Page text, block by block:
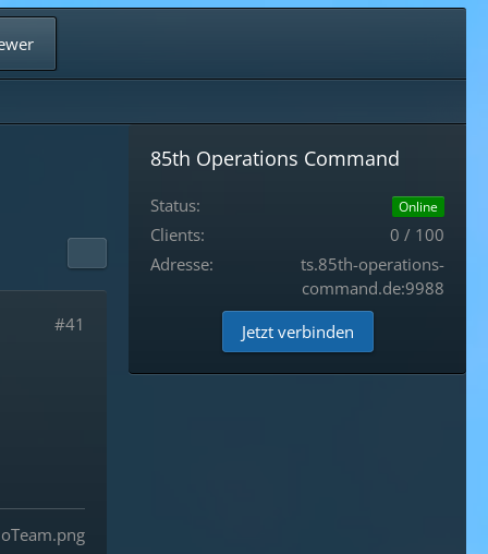
#41
85th Operations Command
Status: Online
Clients:
0 / 100
Adresse:
ts.85th-operations-
command.de:9988
Jetzt verbinden